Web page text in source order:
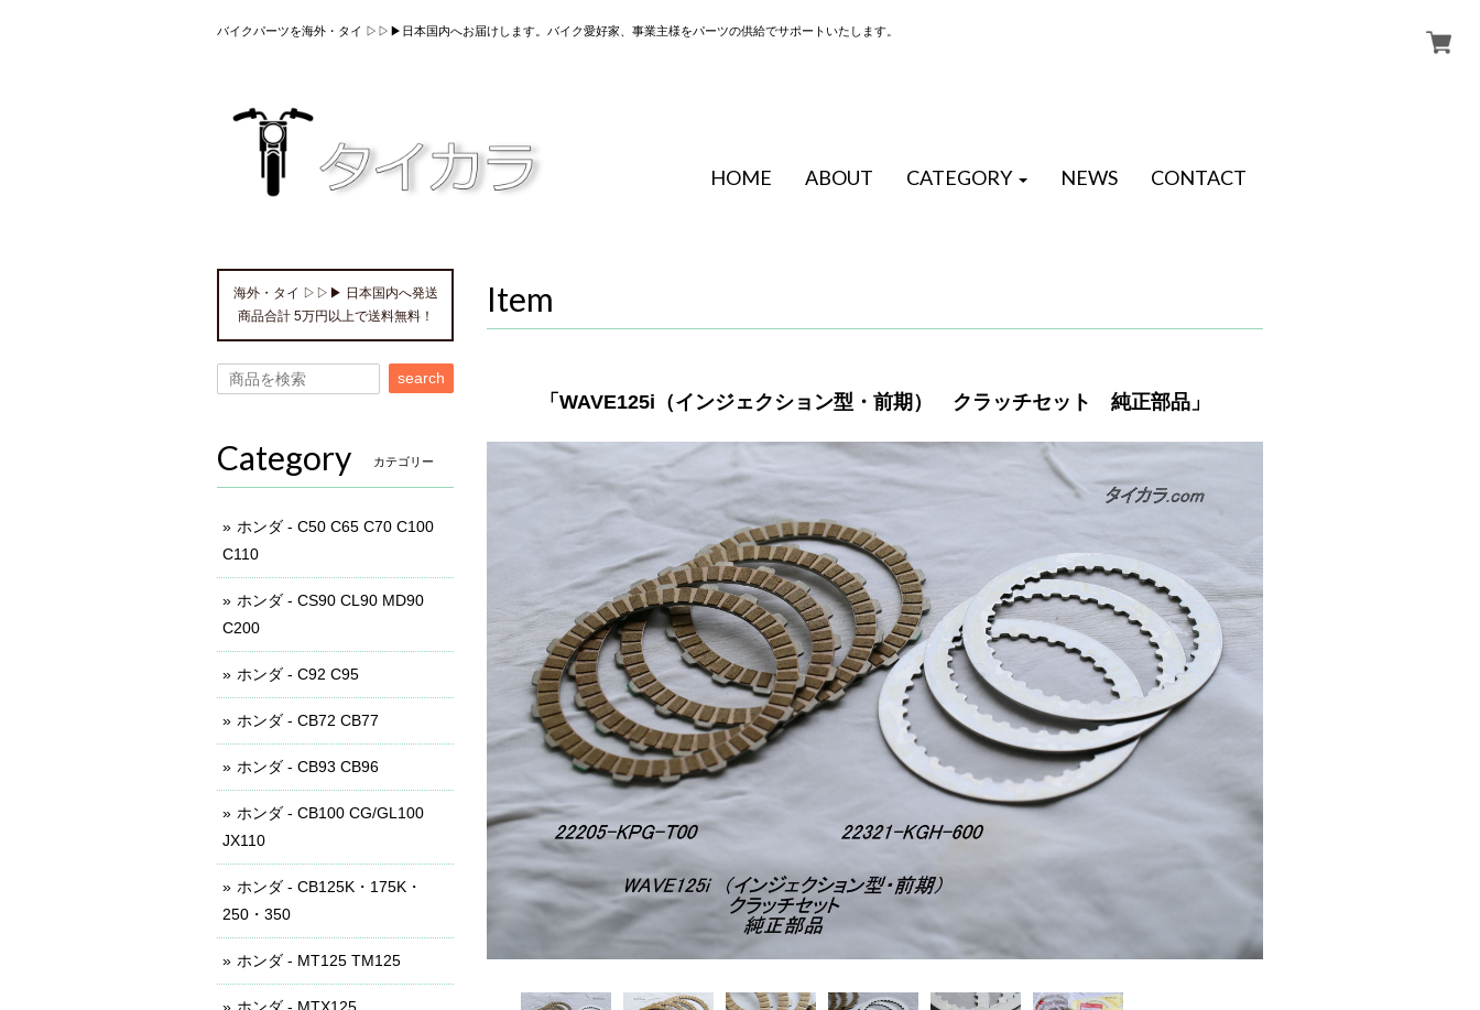
バイクパーツを海外・タイ ▷▷▶日本国内へお届けします。バイク愛好家、事業主様をパーツの供給でサポートいたします。
HOME ABOUT CATEGORY NEWS CONTACT
Item
「WAVE125i（インジェクション型・前期） クラッチセット 純正部品」
海外・タイ ▷▷▶ 日本国内へ発送
商品合計 5万円以上で送料無料！
search
Category カテゴリー
ホンダ - C50 C65 C70 C100
C110
ホンダ - CS90 CL90 MD90
C200
ホンダ - C92 C95
ホンダ - CB72 CB77
ホンダ - CB93 CB96
ホンダ - CB100 CG/GL100
JX110
ホンダ - CB125K・175K・
250・350
ホンダ - MT125 TM125